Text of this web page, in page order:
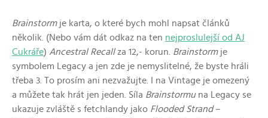
Brainstormje karta, o které bych mohl napsat článků
několik. (Nebo vám dát odkaz na ten nejproslulejší od AJ
Cukráře) Ancestral Recallza 12,- korun. Brainstormje
symbolem Legacy a jen zde je nemyslitelné, že byste hráli
třeba 3. To prosím ani nezvažujte. I na Vintage je omezený
a můžete tak hrát jen jeden. Síla Brainstormuna Legacy se
ukazuje zvláště s fetchlandy jako Flooded Strand–